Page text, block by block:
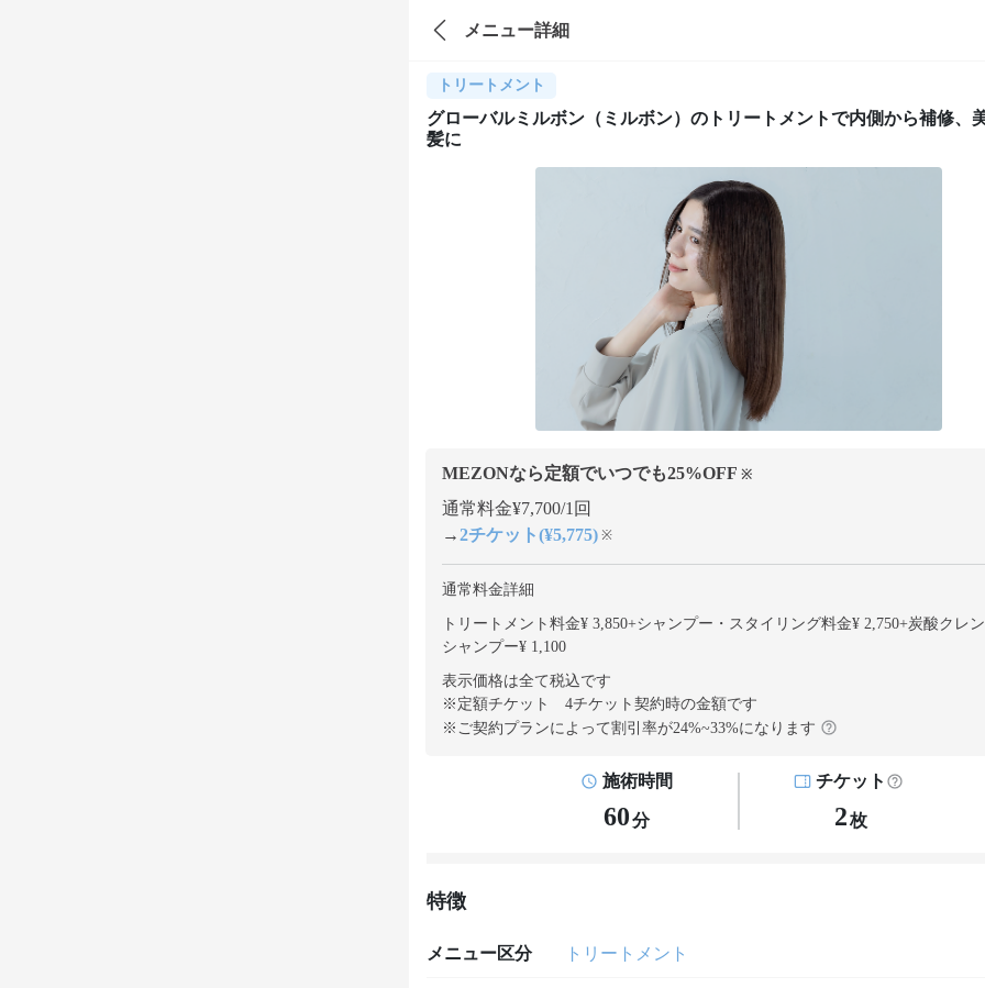
メニュー詳細
トリートメント
グローバルミルボン（ミルボン）のトリートメントで内側から補修、
髪に
MEZONなら定額でいつでも25%OFF ※
通常料金¥7,700/1回
→2チケット(¥5,775) ※
通常料金詳細
トリートメント料金¥ 3,850+シャンプー・スタイリング料金¥ 2,750+炭酸クレ
シャンプー¥ 1,100
表示価格は全て税込です
※定額チケット 4チケット契約時の金額です
※ご契約プランによって割引率が24%~33%になります
施術時間
60分
チケット
2枚
特徴
メニュー区分 トリートメント